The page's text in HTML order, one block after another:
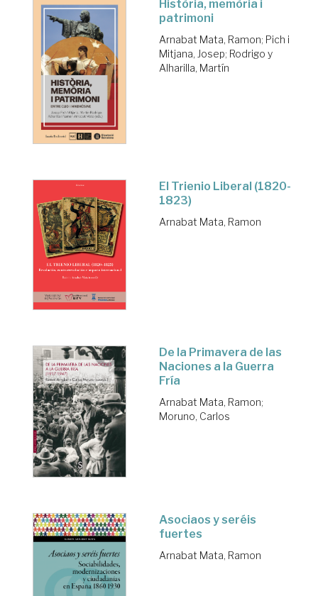
Història, memòria i
patrimoni
Arnabat Mata, Ramon; Pich i
Mitjana, Josep; Rodrigo y
Alharilla, Martín
El Trienio Liberal (1820-
1823)
Arnabat Mata, Ramon
De la Primavera de las
Naciones a la Guerra
Fría
Arnabat Mata, Ramon;
Moruno, Carlos
Asociaos y seréis
fuertes
Arnabat Mata, Ramon